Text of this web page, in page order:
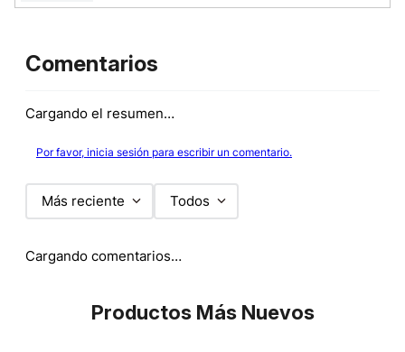
Comentarios
Cargando el resumen…
Por favor, inicia sesión para escribir un comentario.
Más reciente Todos
Cargando comentarios…
Productos Más Nuevos